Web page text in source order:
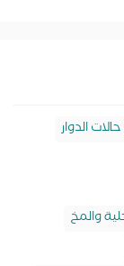
الدوار
والمخ